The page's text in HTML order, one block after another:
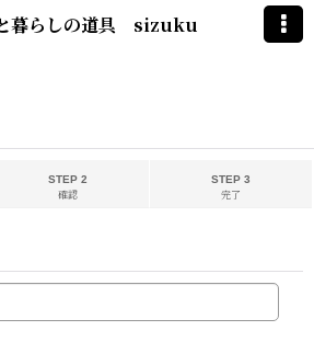
暮らしの道具 sizuku
STEP 2
確認
STEP 3
完了